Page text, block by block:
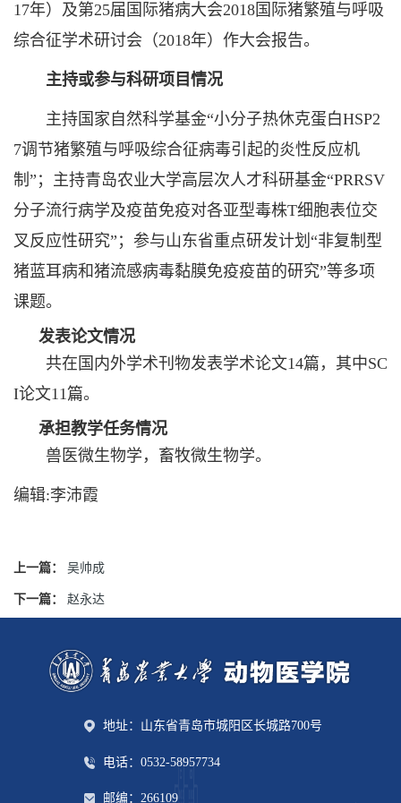
17年）及第25届国际猪病大会2018国际猪繁殖与呼吸
综合征学术研讨会（2018年）作大会报告。
主持或参与科研项目情况
主持国家自然科学基金“小分子热休克蛋白HSP2
7调节猪繁殖与呼吸综合征病毒引起的炎性反应机
制”；主持青岛农业大学高层次人才科研基金“PRRSV
分子流行病学及疫苗免疫对各亚型毒株T细胞表位交
叉反应性研究”；参与山东省重点研发计划“非复制型
猪蓝耳病和猪流感病毒黏膜免疫疫苗的研究”等多项
课题。
发表论文情况
共在国内外学术刊物发表学术论文14篇，其中SC
I论文11篇。
承担教学任务情况
兽医微生物学，畜牧微生物学。
编辑:李沛霞
上一篇： 吴帅成
下一篇： 赵永达
地址：山东省青岛市城阳区长城路700号
电话：0532-58957734
邮编：266109